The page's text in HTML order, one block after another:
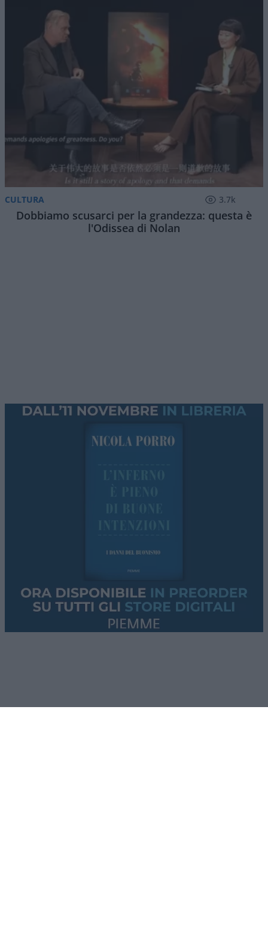
CULTURA 3.7k
Dobbiamo scusarci per la grandezza: questa è
l'Odissea di Nolan